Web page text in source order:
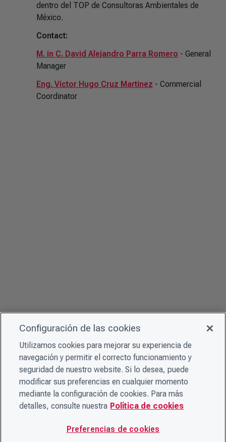
dentro del TOP de Consultoras Ambientales de
México.
Contact:
M. in C. David Alejandro Parra Romero - General
Manager
Eng. Victor Hugo Cruz Martinez - Commercial
Coordinator
Configuración de las cookies
Utilizamos cookies para mejorar su experiencia de
navegación y permitir el correcto funcionamiento y
seguridad de nuestro website. Si lo desea, puede
modificar sus preferencias en cualquier momento
mediante la configuración de cookies. Para más
detalles, consulte nuestra Política de cookies
Preferencias de cookies